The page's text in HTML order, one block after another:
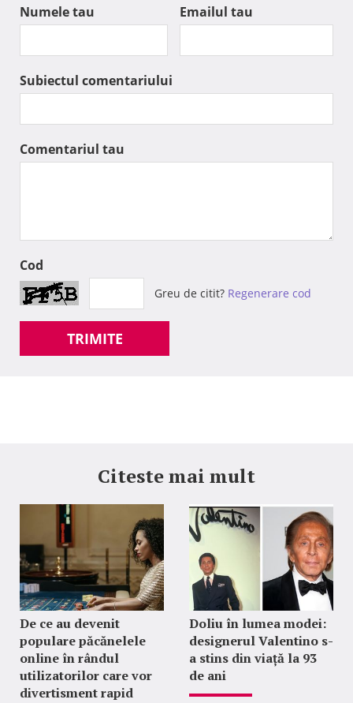
Numele tau Emailul tau
Subiectul comentariului
Comentariul tau
Cod
Greu de citit? Regenerare cod
TRIMITE
Citeste mai mult
De ce au devenit
populare păcănelele
online în rândul
utilizatorilor care vor
divertisment rapid
Doliu în lumea modei:
designerul Valentino s-
a stins din viață la 93
de ani